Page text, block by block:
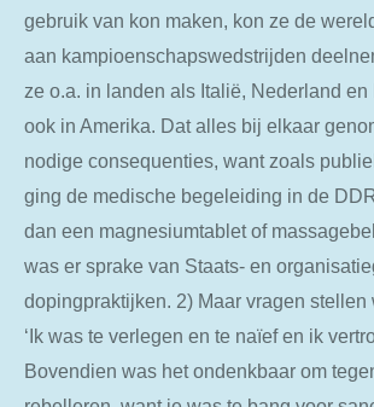
gebruik van kon maken, kon ze de
aan kampioenschapswedstrijden
ze o.a. in landen als Italië, Nederland
ook in Amerika. Dat alles bij elkaar
nodige consequenties, want zoals
ging de medische begeleiding in de
dan een magnesiumtablet of
was er sprake van Staats- en
dopingpraktijken. 2) Maar vragen stellen
‘Ik was te verlegen en te naïef en ik
Bovendien was het ondenkbaar om